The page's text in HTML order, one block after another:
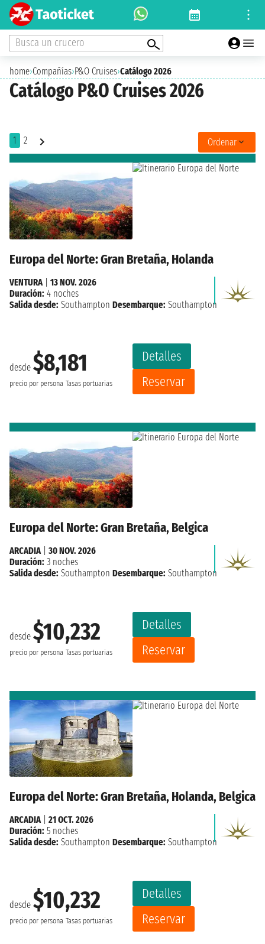
Busca un crucero
home›Compañías›P&O Cruises›Catálogo 2026
Catálogo P&O Cruises 2026
1 2 Ordenar
Europa del Norte: Gran Bretaña, Holanda
desde $8,181
precio por persona Tasas portuarias
Detalles
Reservar
VENTURA
13 NOV. 2026
Duración: 4 noches
Salida desde: Southampton Desembarque: Southampton
Europa del Norte: Gran Bretaña, Belgica
desde $10,232
precio por persona Tasas portuarias
Detalles
Reservar
ARCADIA| 30 NOV. 2026
Duración: 3 noches
Salida desde: Southampton Desembarque: Southampton
Europa del Norte: Gran Bretaña, Holanda, Belgica
desde $10,232
precio por persona Tasas portuarias
Detalles
Reservar
ARCADIA| 21 OCT. 2026
Duración: 5 noches
Salida desde: Southampton Desembarque: Southampton